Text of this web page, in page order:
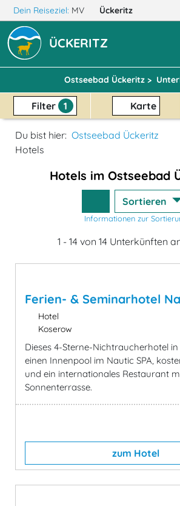
Dein Reiseziel: MV Ückeritz
ÜCKERITZ
Ostseebad Ückeritz >
Filter 1 Karte
Du bist hier: Ostseebad Ückeritz
Hotels
Hotels im Ostseebad
Sortieren
Informationen zur
1 - 14 von 14 Unterkünften
Ferien- & Seminarhotel
Hotel
Koserow
Dieses 4-Sterne-Nichtraucherhotel
einen Innenpool im Nautic SPA,
und ein internationales Restaurant
Sonnenterrasse.
zum Hotel